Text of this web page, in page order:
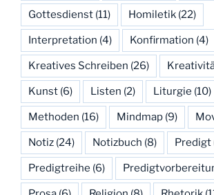
Gottesdienst (11) Homiletik (22)
Interpretation (4) Konfirmation (4)
Kreatives Schreiben (26)
Kunst (6) Listen (2) Liturgie (10)
Methoden (16) Mindmap (9)
Notiz (24) Notizbuch (8) Predigt
Predigtreihe (6)